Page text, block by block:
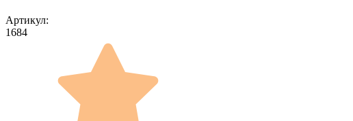
Артикул:
1684